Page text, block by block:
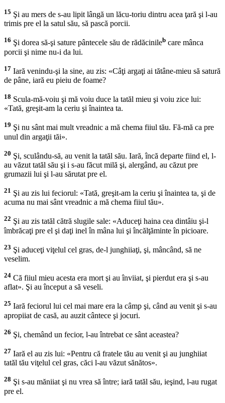
15 Şi au mers de s-au lipit lângă un lăcu-toriu dintru acea ţară şi l-au
trimis pre el la satul său, să pască porcii.
16 Şi dorea să-şi sature pântecele său de rădăcinileb care mânca
porcii şi nime nu-i da lui.
17 Iară venindu-şi la sine, au zis: «Câţi argaţi ai tătâne-mieu să satură
de pâne, iară eu pieiu de foame?
18 Scula-mă-voiu şi mă voiu duce la tatăl mieu şi voiu zice lui:
«Tată, greşit-am la ceriu şi înaintea ta.
19 Şi nu sânt mai mult vreadnic a mă chema fiiul tău. Fă-mă ca pre
unul din argaţii tăi».
20 Şi, sculându-să, au venit la tatăl său. Iară, încă departe fiind el, l-
au văzut tatăl său şi i s-au făcut milă şi, alergând, au căzut pre
grumazii lui şi l-au sărutat pre el.
21 Şi au zis lui feciorul: «Tată, greşit-am la ceriu şi înaintea ta, şi de
acuma nu mai sânt vreadnic a mă chema fiiul tău».
22 Şi au zis tatăl cătră slugile sale: «Aduceţi haina cea dintâiu şi-l
îmbrăcaţi pre el şi daţi inel în mâna lui şi încălţăminte în picioare.
23 Şi aduceţi viţelul cel gras, de-l junghiiaţi, şi, mâncând, să ne
veselim.
24 Că fiiul mieu acesta era mort şi au înviiat, şi pierdut era şi s-au
aflat». Şi au început a să veseli.
25 Iară feciorul lui cel mai mare era la câmp şi, când au venit şi s-au
apropiiat de casă, au auzit cântece şi jocuri.
26 Şi, chemând un fecior, l-au întrebat ce sânt aceastea?
27 Iară el au zis lui: «Pentru că fratele tău au venit şi au junghiiat
tatăl tău viţelul cel gras, căci l-au văzut sănătos».
28 Şi s-au măniiat şi nu vrea să între; iară tatăl său, ieşind, l-au rugat
pre el.